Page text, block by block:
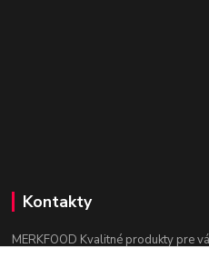
Kontakty
MERKFOOD Kvalitné produkty pre